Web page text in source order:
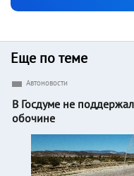
Еще по теме
Автоновости
В Госдуме не
обочине